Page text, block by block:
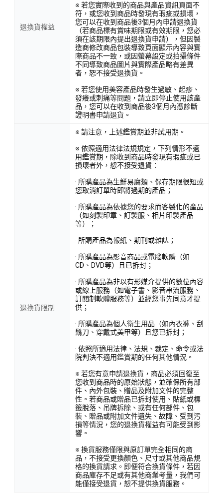
退換貨權益
※ 若您實際收到的商品與產品資訊頁面不
符，或您收到商品時發現有瑕疵或損壞，
您可以在收到商品後3個月內申請退換貨
（若商品標有賞味期限或有效期限，您必
須在該期限內提出退換貨申請），但因製
造商修改商品包裝導致頁面顯示內容與實
際商品不一致，或因螢幕設定或拍攝條件
不同導致商品圖片與實際產品略有差異
者，恕不接受退換貨。
※ 若您使用美容產品時發生過敏、起疹、
發癢或刺痛等問題，請立即停止使用該產
品，您可以在收到商品後3個月內憑診斷
證明書申請退貨。
退換貨限制
※ 請注意，上述鑑賞期並非試用期。
※ 依照適用法律法規規定，下列情形不適
用鑑賞期，除收到商品時發現有瑕疵或已
損壞者外，恕不接受退貨：
· 所購產品為生鮮易腐類、保存期限很短或
您取消訂單時即將過期的產品；
· 所購產品為依據您的要求而客製化的產品
（如刻製印章、訂製服、相片印製產品
等）；
· 所購產品為報紙、期刊或雜誌；
· 所購產品為影音商品或電腦軟體（如
CD、DVD等）且已拆封；
· 所購產品為非以有形媒介提供的數位內容
或線上服務（如電子書、影音串流服務、
訂閱制軟體服務等）並經您事先同意才提
供；
· 所購產品為個人衛生用品（如內衣褲、刮
鬍刀、穿戴式美甲等）且您已拆封；
· 依照所適用法律、法規、裁定、命令或法
院判決不適用鑑賞期的任何其他情況。
※ 若您有意申請退換貨，商品必須回復至
您收到商品時的原始狀態，並確保所有部
件、內外包裝、贈品及附加文件的完整
性。若商品或贈品已拆封使用、貼紙或標
籤脫落、吊牌拆除、或有任何部件、包
裝、贈品或附加文件遺失、故障、受到污
損等情況，您的退換貨權益有可能受到影
響。
※ 換貨服務僅限與原訂單完全相同的商
品，不接受更換顏色、尺寸或其他商品規
格的換貨請求。即便符合換貨條件，若因
商品庫存不足或有其他商業考量，我們可
能僅接受退貨，恕不提供換貨服務。